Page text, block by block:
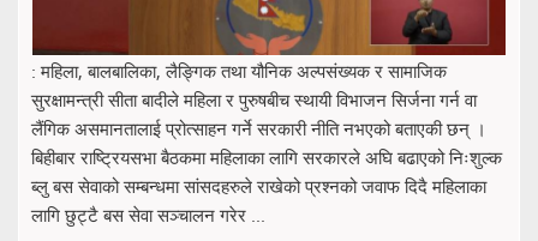
: महिला, बालबालिका, लैङ्गिक तथा यौनिक अल्पसंख्यक र सामाजिक
सुरक्षामन्त्री सीता बादीले महिला र पुरुषबीच स्थायी विभाजन सिर्जना गर्न वा
लैंगिक असमानतालाई प्रोत्साहन गर्ने सरकारी नीति नभएको बताएकी छन् ।
बिहीबार राष्ट्रियसभा बैठकमा महिलाका लागि सरकारले अघि बढाएको निःशुल्क
ब्लु बस सेवाको सम्बन्धमा सांसदहरुले राखेको प्रश्नको जवाफ दिदै महिलाका
लागि छुट्टै बस सेवा सञ्चालन गरेर ...